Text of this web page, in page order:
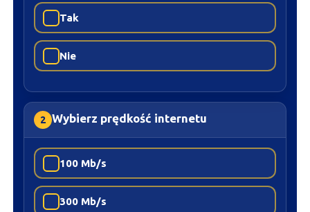
Tak
Nie
2 Wybierz prędkość internetu
100 Mb/s
300 Mb/s